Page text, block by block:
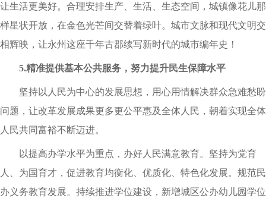
让生活更美好。合理安排生产、生活、生态空间，城镇像花儿那
样星状开放，在金色光芒间交替着绿叶。城市文脉和现代文明交
相辉映，让永州这座千年古郡续写新时代的城市编年史！
5.精准提供基本公共服务，努力提升民生保障水平
坚持以人民为中心的发展思想，用心用情解决群众急难愁盼
问题，让改革发展成果更多更公平惠及全体人民，朝着实现全体
人民共同富裕不断迈进。
以提高办学水平为重点，办好人民满意教育。坚持为党育
人、为国育才，促进教育均衡化、优质化、特色化发展。规范民
办义务教育发展。持续推进学位建设，新增城区公办幼儿园学位